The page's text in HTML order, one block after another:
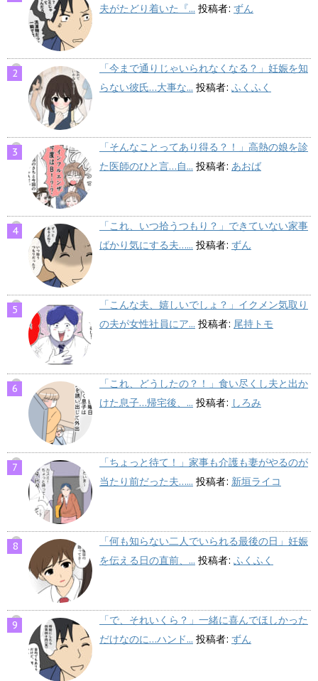
夫がたどり着いた『... 投稿者: ずん
「今まで通りじゃいられなくなる？」妊娠を知
らない彼氏…大事な... 投稿者: ふくふく
「そんなことってあり得る？！」高熱の娘を診
た医師のひと言…自... 投稿者: あおば
「これ、いつ拾うつもり？」できていない家事
ばかり気にする夫…... 投稿者: ずん
「こんな夫、嬉しいでしょ？」イクメン気取り
の夫が女性社員にア... 投稿者: 尾持トモ
「これ、どうしたの？！」食い尽くし夫と出か
けた息子…帰宅後、... 投稿者: しろみ
「ちょっと待て！」家事も介護も妻がやるのが
当たり前だった夫…... 投稿者: 新垣ライコ
「何も知らない二人でいられる最後の日」妊娠
を伝える日の直前、... 投稿者: ふくふく
「で、それいくら？」一緒に喜んでほしかった
だけなのに…ハンド... 投稿者: ずん